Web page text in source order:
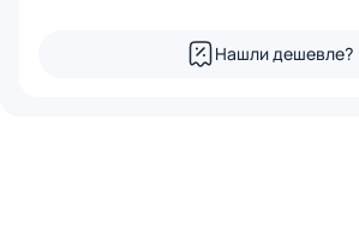
Нашли дешевле?